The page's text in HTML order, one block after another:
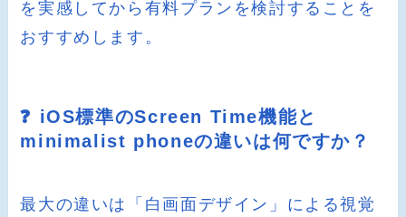
を実感してから有料プランを検討することを
おすすめします。
❓ iOS標準のScreen Time機能と
minimalist phoneの違いは何ですか？
最大の違いは「白画面デザイン」による視覚